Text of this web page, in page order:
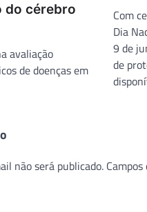
do cérebro
avaliação
de doenças em
Com
Dia
9 de
de
não será publicado.